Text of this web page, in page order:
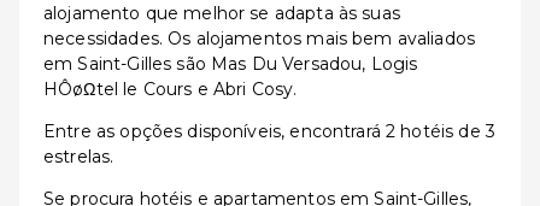
alojamento que melhor se adapta às suas
necessidades. Os alojamentos mais bem avaliados
em Saint-Gilles são Mas Du Versadou, Logis
HÔøΩtel le Cours e Abri Cosy.
Entre as opções disponíveis, encontrará 2 hotéis de 3
estrelas.
Se procura hotéis e apartamentos em Saint-Gilles,